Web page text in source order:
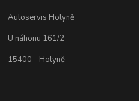
Autoservis Holyně
U náhonu 161/2
15400 - Holyně